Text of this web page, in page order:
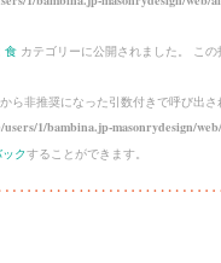
食 カテゴリーに公開されました。 こ
ら非推奨になった引数付きで呼び出
users/1/bambina.jp-masonrydesign/
クすることができます。